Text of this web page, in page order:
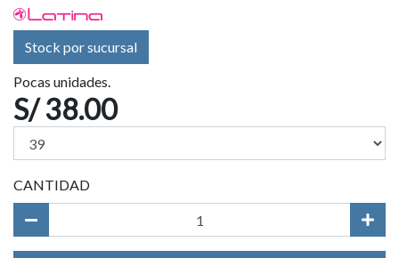
Stock por sucursal
Pocas unidades.
S/ 38.00
CANTIDAD